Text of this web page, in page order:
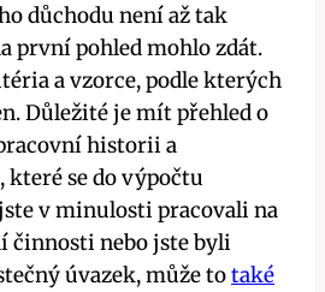
důchodu není až tak
první pohled mohlo zdát.
a vzorce, podle kterých
Důležité je mít přehled o
historii a
se do výpočtu
v minulosti pracovali na
činnosti nebo jste byli
úvazek, může totaké